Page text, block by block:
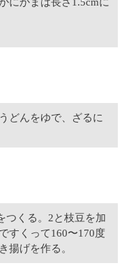
どんをゆで、ざるに
つくる。2と枝豆を加
すくって160〜170度
揚げを作る。